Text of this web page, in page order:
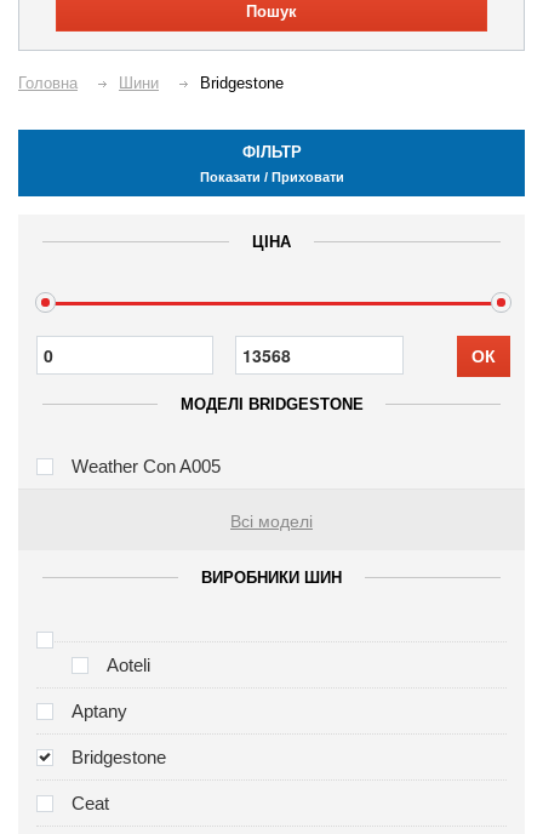
Пошук
Головна Шини Bridgestone
ФІЛЬТР
Показати / Приховати
ЦІНА
ОК
МОДЕЛІ BRIDGESTONE
Weather Con A005
Всі моделі
ВИРОБНИКИ ШИН
Aoteli
Aptany
Bridgestone
Ceat